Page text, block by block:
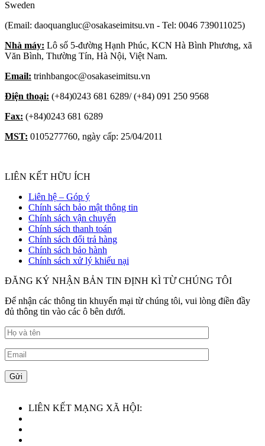
Sweden
(Email: daoquangluc@osakaseimitsu.vn - Tel: 0046 739011025)
Nhà máy: Lô số 5-đường Hạnh Phúc, KCN Hà Bình Phương, xã
Văn Bình, Thường Tín, Hà Nội, Việt Nam.
Email: trinhbangoc@osakaseimitsu.vn
Điện thoại: (+84)0243 681 6289/ (+84) 091 250 9568
Fax: (+84)0243 681 6289
MST: 0105277760, ngày cấp: 25/04/2011
LIÊN KẾT HỮU ÍCH
Liên hệ – Góp ý
Chính sách bảo mật thông tin
Chính sách vận chuyển
Chính sách thanh toán
Chính sách đổi trả hàng
Chính sách bảo hành
Chính sách xử lý khiếu nại
ĐĂNG KÝ NHẬN BẢN TIN ĐỊNH KÌ TỪ CHÚNG TÔI
Để nhận các thông tin khuyến mại từ chúng tôi, vui lòng điền đầy
đủ thông tin vào các ô bên dưới.
LIÊN KẾT MẠNG XÃ HỘI: